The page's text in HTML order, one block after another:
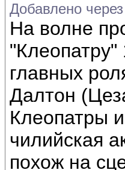
Добавлено
На волне
главных
Далтон
Клеопатры
чилийская
похож на